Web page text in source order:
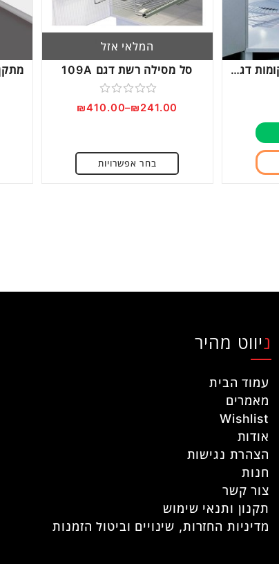
קרוסלה איחסון שתי קומות דגם 360
המלאי אזל
סל מסילה רשת דגם 109A
דורג
5
₪241.00
–
₪410.00
בחר אפשרויות
ניווט מהיר
עמוד הבית
מאמרים
Wishlist
אודות
הצהרת נגישות
חנות
צור קשר
תקנון ותנאי שימוש
מדיניות החזרות, שינויים וביטול הזמנות